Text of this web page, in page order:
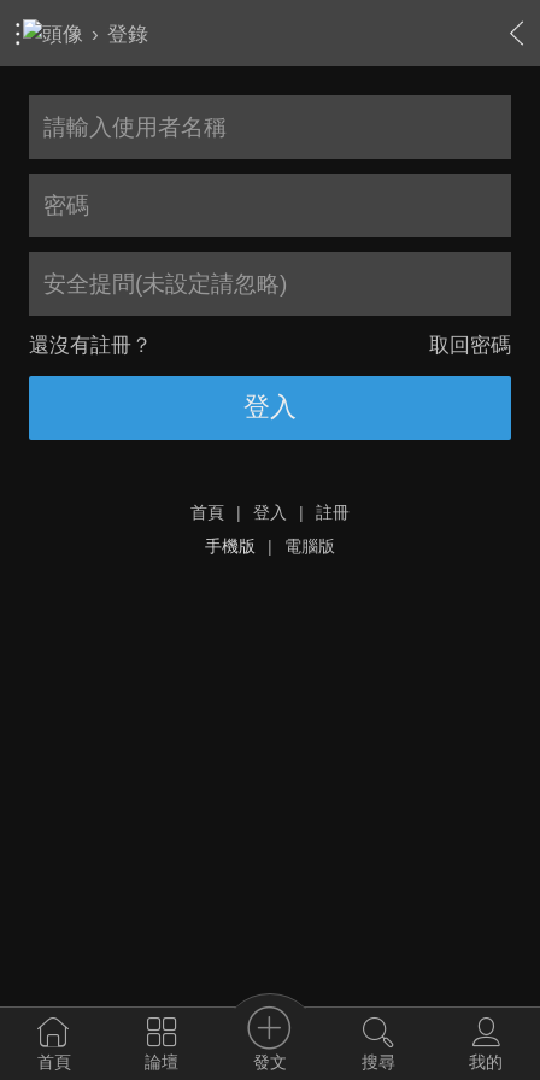
› 登錄
安全提問(未設定請忽略)
還沒有註冊？ 取回密碼
登入
首頁 | 登入 |
註冊
手機版
| 電腦版
首頁 論壇 發文 搜尋 我的